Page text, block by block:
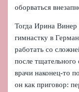
оборваться
Тогда Ирина Винер
гимнастку в
работать со
после
врачи наконец-то
он как приговор: